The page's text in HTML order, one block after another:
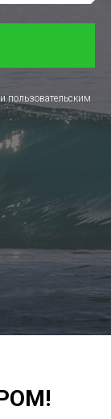
пользовательским